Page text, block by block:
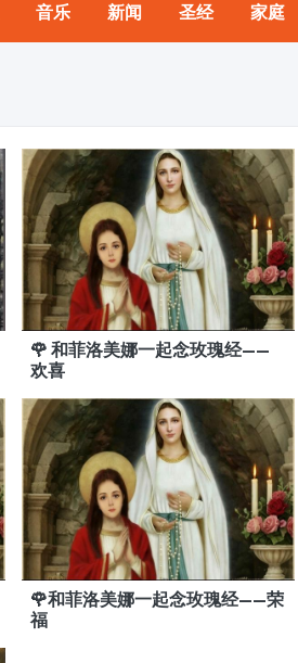
音乐 新闻 圣经 家庭
🌹 和菲洛美娜一起念玫瑰经——
欢喜
🌹和菲洛美娜一起念玫瑰经——荣
福